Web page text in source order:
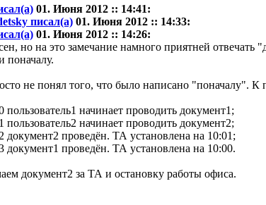
01. Июня 2012 :: 14:41:
писал(а) 01. Июня 2012 :: 14:33:
01. Июня 2012 :: 14:26:
но на это замечание намного приятней отвечать
поначалу.
не понял того, что было написано "поначалу". К
пользователь1 начинает проводить документ1;
пользователь2 начинает проводить документ2;
документ2 проведён. ТА установлена на 10:01;
документ1 проведён. ТА установлена на 10:00.
документ2 за ТА и остановку работы офиса.